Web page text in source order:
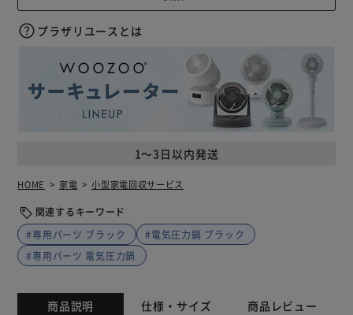
1～3日以内発送
プラザリユースとは
HOME 家電 小型家電回収サービス
関連するキーワード
#専用パーツ ブラック
#電気圧力鍋 ブラック
#専用パーツ 電気圧力鍋
商品説明 仕様・サイズ 商品レビュー